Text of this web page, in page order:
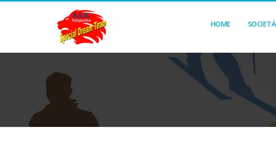
HOME SOCIETÀ